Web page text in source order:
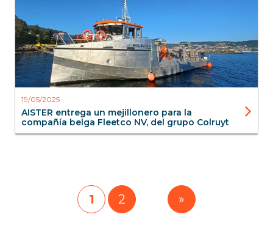
19/05/2025
AISTER entrega un mejillonero para la
compañía belga Fleetco NV, del grupo Colruyt
1 2 »